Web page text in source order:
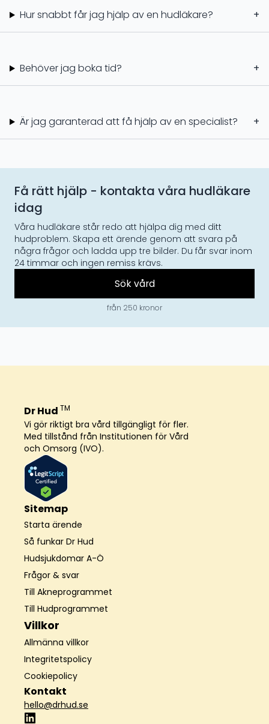
Hur snabbt får jag hjälp av en hudläkare? +
Behöver jag boka tid? +
Är jag garanterad att få hjälp av en specialist? +
Få rätt hjälp - kontakta våra hudläkare
idag
Våra hudläkare står redo att hjälpa dig med ditt
hudproblem. Skapa ett ärende genom att svara på
några frågor och ladda upp tre bilder. Du får svar inom
24 timmar och ingen remiss krävs.
Sök vård
från 250 kronor
Dr Hud TM
Vi gör riktigt bra vård tillgängligt för fler.
Med tillstånd från Institutionen för Vård
och Omsorg (IVO).
Sitemap
Starta ärende
Så funkar Dr Hud
Hudsjukdomar A-Ö
Frågor & svar
Till Akneprogrammet
Till Hudprogrammet
Villkor
Allmänna villkor
Integritetspolicy
Cookiepolicy
Kontakt
hello@drhud.se